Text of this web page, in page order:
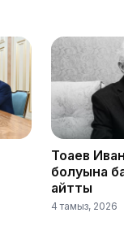
Тоқаев
болуына
айтты
4 тамыз, 2026